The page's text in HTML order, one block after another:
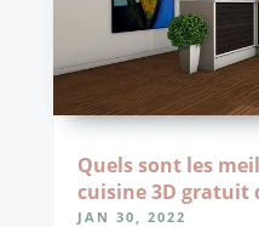
Quels sont les
cuisine 3D gratuit
JAN 30, 2022